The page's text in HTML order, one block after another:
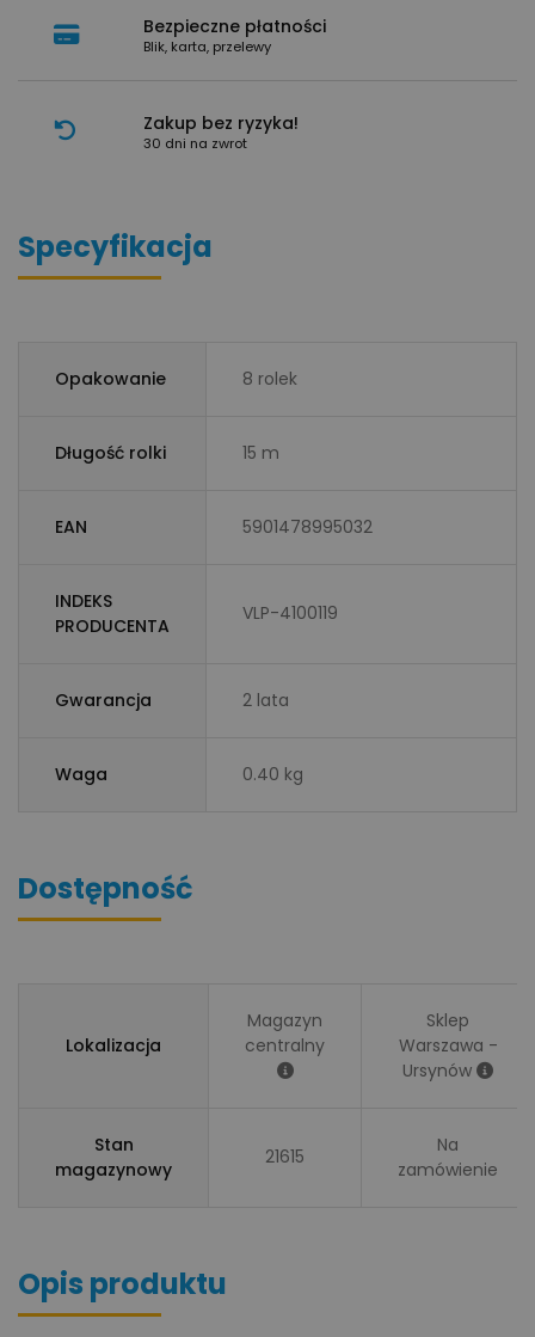
Bezpieczne płatności
Blik, karta, przelewy
Zakup bez ryzyka!
30 dni na zwrot
Specyfikacja
Opakowanie 8 rolek
Długość rolki 15 m
EAN 5901478995032
INDEKS
PRODUCENTA
VLP-4100119
Gwarancja 2 lata
Waga 0.40 kg
Dostępność
Lokalizacja
Magazyn
centralny
Sklep
Warszawa -
Ursynów
Stan
magazynowy
21615
Na
zamówienie
Opis produktu